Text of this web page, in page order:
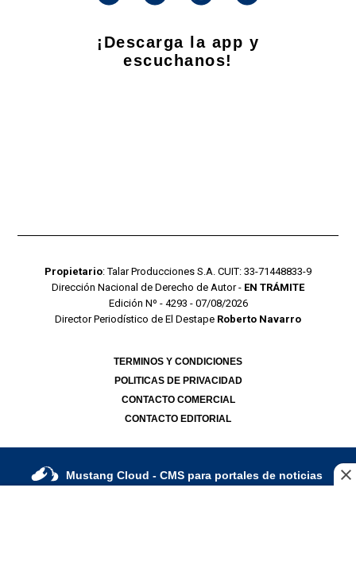
¡Descarga la app y
escuchanos!
Propietario: Talar Producciones S.A. CUIT: 33-71448833-9
Dirección Nacional de Derecho de Autor - EN TRÁMITE
Edición Nº - 4293 - 07/08/2026
Director Periodístico de El Destape Roberto Navarro
TERMINOS Y CONDICIONES
POLITICAS DE PRIVACIDAD
CONTACTO COMERCIAL
CONTACTO EDITORIAL
Mustang Cloud - CMS para portales de noticias